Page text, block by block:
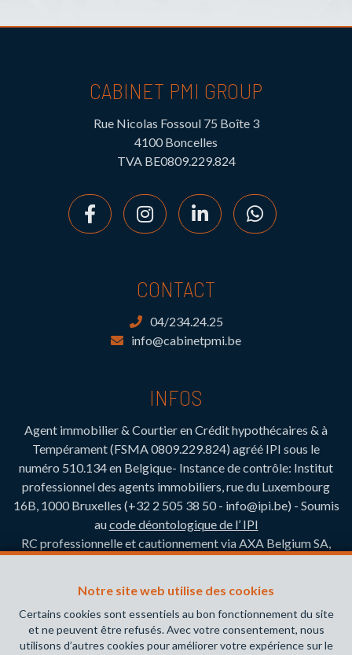
Notre site web utilise des cookies
Certains cookies sont essentiels au bon fonctionnement du site
et ne peuvent être refusés. Avec votre consentement, nous
utilisons d’autres cookies pour améliorer votre expérience sur le
CABINET PMI GROUP
Rue Nicolas Fossoul 75 Boîte 3
4100 Boncelles
TVA BE0809.229.824
CONTACT
04/234.24.25
info@cabinetpmi.be
INFOS
Agent immobilier & Courtier en Crédit hypothécaires & à
Tempérament (FSMA 0809.229.824) agréé IPI sous le
numéro 510.134 en Belgique- Instance de contrôle: Institut
professionnel des agents immobiliers, rue du Luxembourg
16B, 1000 Bruxelles (+32 2 505 38 50 - info@ipi.be) - Soumis
aucode déontologique de l’ IPI
RC professionnelle et cautionnement via AXA Belgium SA,
Attention, emprunter de l’argent coûte aussi de
l’argent.